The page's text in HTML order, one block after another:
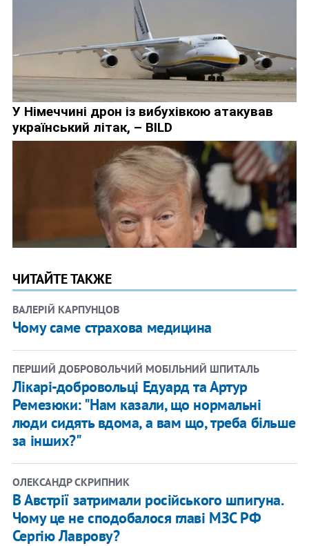
ЧИТАЙТЕ ТАКЖЕ
ВАЛЕРІЙ КАРПУНЦОВ
Чому саме страхова медицина
ПЕРШИЙ ДОБРОВОЛЬЧИЙ МОБІЛЬНИЙ ШПИТАЛЬ
Лікарі-добровольці Едуард та Артур
Ремезюки: "Нам казали, що нормальні
люди сидять вдома, а вам що, треба більше
за інших?"
ОЛЕКСАНДР СКРИПНИК
В Австрії затримали російського шпигуна.
Чому це не сподобалося главі МЗС РФ
Сергію Лаврову?